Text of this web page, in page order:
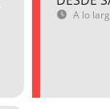
A lo